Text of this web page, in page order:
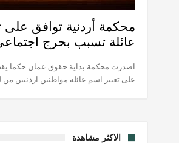
محكمة أردنية توافق على
عائلة تسبب بحرج
اصدرت محكمة بداية حقوق عمان حكما
على تغيير اسم عائلة مواطنين اردنيين
الاكثر مشاهدة